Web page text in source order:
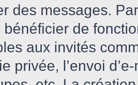
des messages.
bénéficier de
aux invités
privée, l’envoi